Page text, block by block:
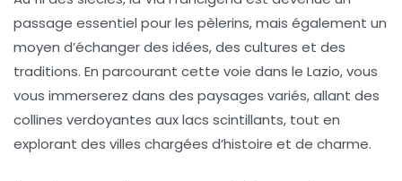
passage essentiel pour les pèlerins, mais également un
moyen d’échanger des idées, des cultures et des
traditions. En parcourant cette voie dans le Lazio, vous
vous immerserez dans des paysages variés, allant des
collines verdoyantes aux lacs scintillants, tout en
explorant des villes chargées d’histoire et de charme.